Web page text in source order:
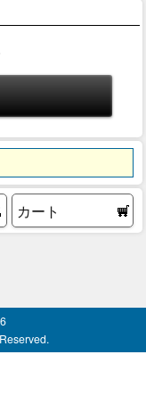
カート